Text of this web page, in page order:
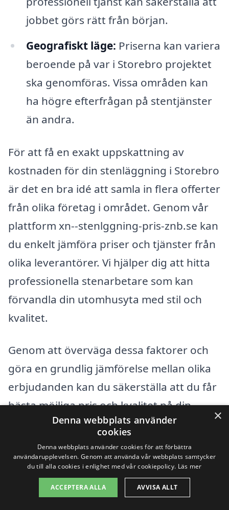
jobbet görs rätt från början.
Geografiskt läge: Priserna kan variera
beroende på var i Storebro projektet
ska genomföras. Vissa områden kan
ha högre efterfrågan på stentjänster
än andra.
För att få en exakt uppskattning av
kostnaden för din stenläggning i Storebro
är det en bra idé att samla in flera offerter
från olika företag i området. Genom vår
plattform xn--stenlggning-pris-znb.se kan
du enkelt jämföra priser och tjänster från
olika leverantörer. Vi hjälper dig att hitta
professionella stenarbetare som kan
förvandla din utomhusyta med stil och
kvalitet.
Genom att överväga dessa faktorer och
göra en grundlig jämförelse mellan olika
erbjudanden kan du säkerställa att du får
bästa möjliga pris och kvalitet på din
stenläggning i Storebro. Tveka inte att
kontakta flera företag för att diskutera
dina behov och få skräddarsydda
lösningar som passar just din situation.
×
Denna webbplats använder
cookies
Denna webbplats använder cookies för att förbättra
användarupplevelsen. Genom att använda vår webbplats samtycker
du till alla cookies i enlighet med vår cookiepolicy. Läs mer
ACCEPTERA ALLA AVVISA ALLT